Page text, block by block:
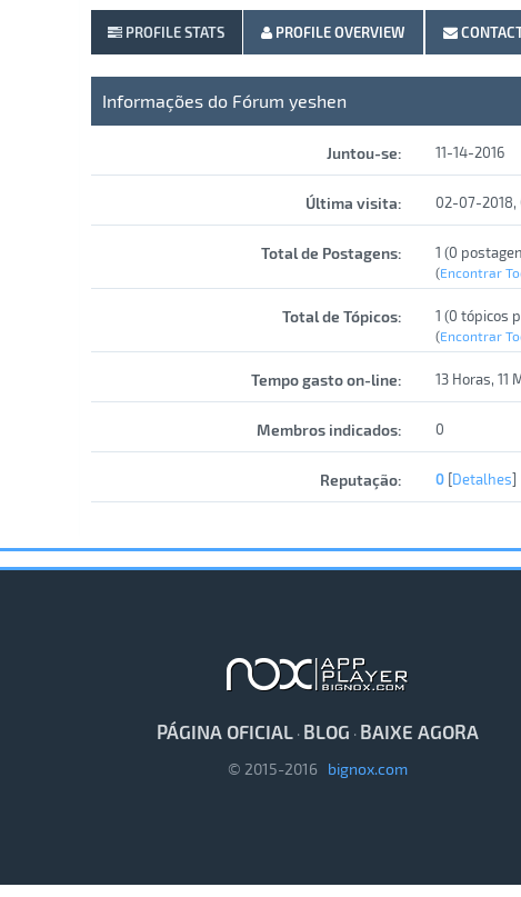
PROFILE STATS PROFILE OVERVIEW
Informações do Fórum yeshen
Juntou-se: 11-14-2016
Última visita: 02-07-2018,
Total de Postagens: 1 (0
(Encontrar
Total de Tópicos: 1 (0 tópicos
(Encontrar
Tempo gasto on-line: 13 Horas, 11
Membros indicados: 0
Reputação: 0 [Detalhes]
PÁGINA OFICIAL · BLOG · BAIXE AGORA
© 2015-2016 bignox.com